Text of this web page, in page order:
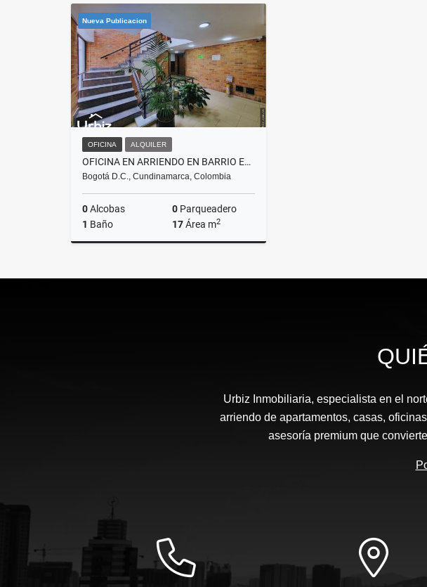
$20.736.000
Nueva Publicacion
OFICINA ALQUILER
OFICINA EN ARRIENDO EN BARRIO EL LAGO SOBRE CARRERA 15 CON 74 DE 17 M²
Bogotá D.C., Cundinamarca, Colombia
0Alcobas 0 Parqueadero
1 Baño 17Área m2
$900.000
Urbiz Inmobiliaria, especialista en el
arriendo de apartamentos, casas,
asesoría premium que